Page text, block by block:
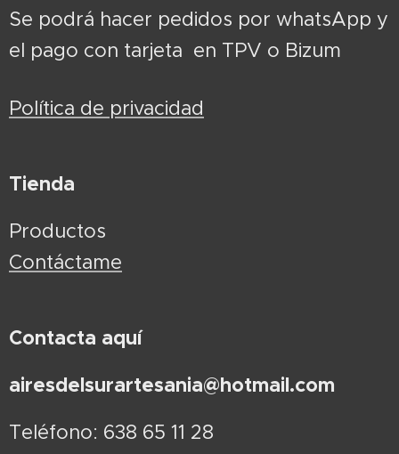
Se podrá hacer pedidos por whatsApp y
el pago con tarjeta en TPV o Bizum
Política de privacidad
Tienda
Productos
Contáctame
Contacta aquí
airesdelsurartesania@hotmail.com
Teléfono: 638 65 11 28